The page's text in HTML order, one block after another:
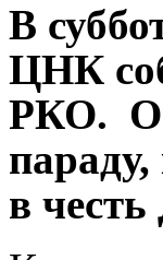
В
ЦНК
РКО.
в